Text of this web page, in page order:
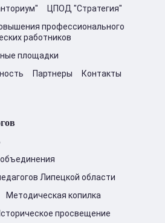
ЦПОД "Стратегия"
профессионального
работников
площадки
Партнеры
Контакты
Липецкой области
Методическая копилка
просвещение